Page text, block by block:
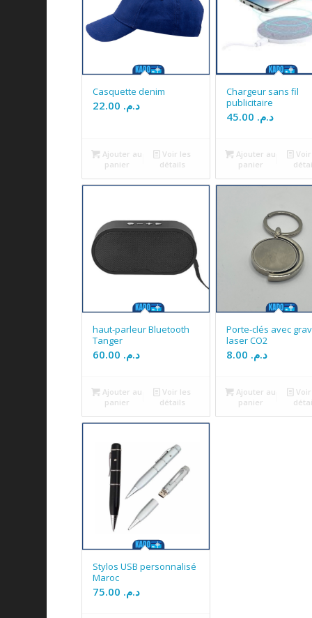
Casquette denim
د.م.
Ajouter au
panier
Voir les
détails
Chargeur sans fil
publicitaire
د.م.
Ajouter au
panier
haut-parleur Bluetooth
Tanger
د.م.
Ajouter au
panier
Voir les
détails
Porte-clés avec
laser CO2
د.م.
Ajouter au
panier
Stylos USB personnalisé
Maroc
د.م.